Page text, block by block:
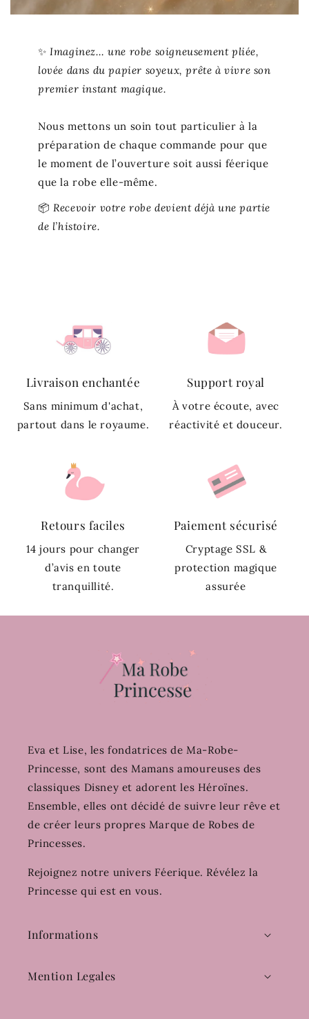
✨ Imaginez… une robe soigneusement pliée,
lovée dans du papier soyeux, prête à vivre son
premier instant magique.
Nous mettons un soin tout particulier à la
préparation de chaque commande pour que
le moment de l’ouverture soit aussi féerique
que la robe elle-même.
📦 Recevoir votre robe devient déjà une partie
de l’histoire.
Livraison enchantée
Sans minimum d'achat,
partout dans le royaume.
Support royal
À votre écoute, avec
réactivité et douceur.
Retours faciles
14 jours pour changer
d’avis en toute
tranquillité.
Paiement sécurisé
Cryptage SSL &
protection magique
assurée
Eva et Lise, les fondatrices de Ma-Robe-
Princesse, sont des Mamans amoureuses des
classiques Disney et adorent les Héroïnes.
Ensemble, elles ont décidé de suivre leur rêve et
de créer leurs propres Marque de Robes de
Princesses.
Rejoignez notre univers Féerique. Révélez la
Princesse qui est en vous.
Informations
Mention Legales